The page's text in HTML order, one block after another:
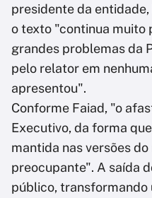
presidente da
o texto "continua muito
grandes problemas da
pelo relator em
apresentou".
Conforme Faiad, "o
Executivo, da forma
mantida nas versões
preocupante". A saída
público, transformando